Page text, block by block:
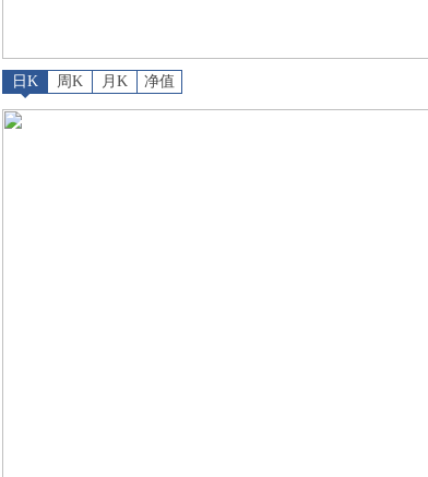
日K 周K 月K 净值